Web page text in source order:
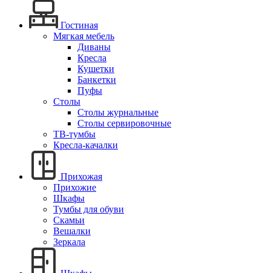
Гостиная
Мягкая мебель
Диваны
Кресла
Кушетки
Банкетки
Пуфы
Столы
Столы журнальные
Столы сервировочные
ТВ-тумбы
Кресла-качалки
Прихожая
Прихожие
Шкафы
Тумбы для обуви
Скамьи
Вешалки
Зеркала